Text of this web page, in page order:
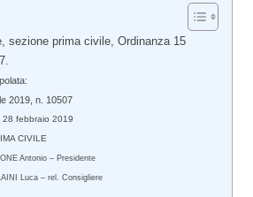
sezione prima civile, Ordinanza 15
2019, n. 10507
28 febbraio 2019
CIVILE
Antonio – Presidente
Luca – rel. Consigliere